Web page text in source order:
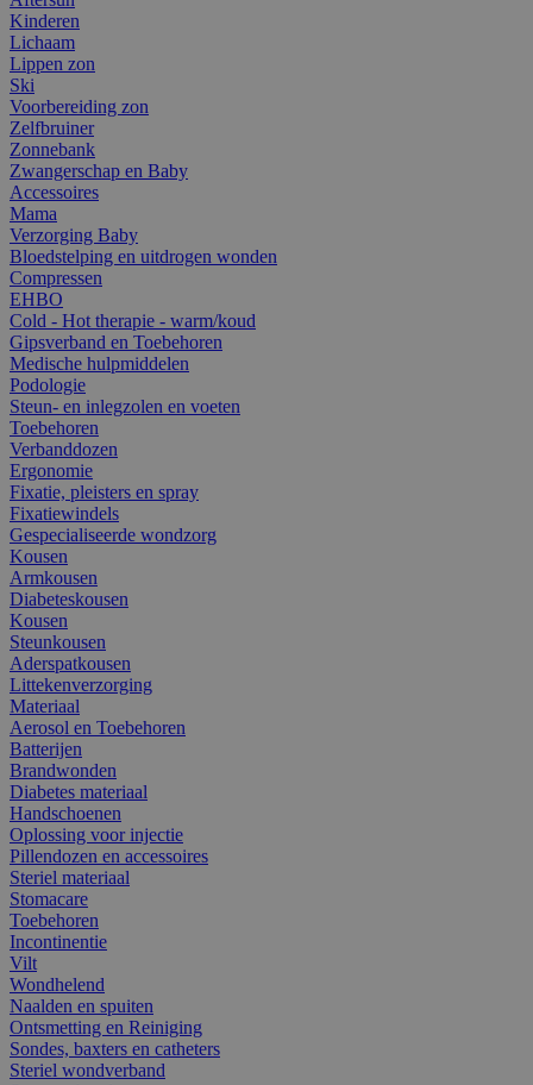
Kinderen
Lichaam
Lippen zon
Ski
Voorbereiding zon
Zelfbruiner
Zonnebank
Zwangerschap en Baby
Accessoires
Mama
Verzorging Baby
Bloedstelping en uitdrogen wonden
Compressen
EHBO
Cold - Hot therapie - warm/koud
Gipsverband en Toebehoren
Medische hulpmiddelen
Podologie
Steun- en inlegzolen en voeten
Toebehoren
Verbanddozen
Ergonomie
Fixatie, pleisters en spray
Fixatiewindels
Gespecialiseerde wondzorg
Kousen
Armkousen
Diabeteskousen
Kousen
Steunkousen
Aderspatkousen
Littekenverzorging
Materiaal
Aerosol en Toebehoren
Batterijen
Brandwonden
Diabetes materiaal
Handschoenen
Oplossing voor injectie
Pillendozen en accessoires
Steriel materiaal
Stomacare
Toebehoren
Incontinentie
Vilt
Wondhelend
Naalden en spuiten
Ontsmetting en Reiniging
Sondes, baxters en catheters
Steriel wondverband